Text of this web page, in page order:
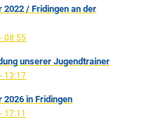
2022 / Fridingen an der
08:55
unserer Jugendtrainer
13:17
2026 in Fridingen
17:11